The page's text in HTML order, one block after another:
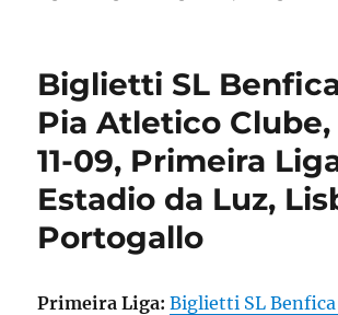
Biglietti SL
Pia Atletico Clube,
11-09, Primeira
Estadio da Luz,
Portogallo
Primeira Liga:Biglietti SL Benfica